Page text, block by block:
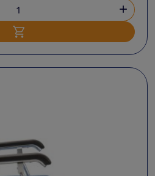

Ajouter au panier